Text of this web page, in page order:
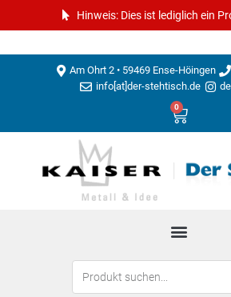
Hinweis: Dies ist lediglich ein
Am Ohrt 2 • 59469 Ense-Höingen
info[at]der-stehtisch.de
0